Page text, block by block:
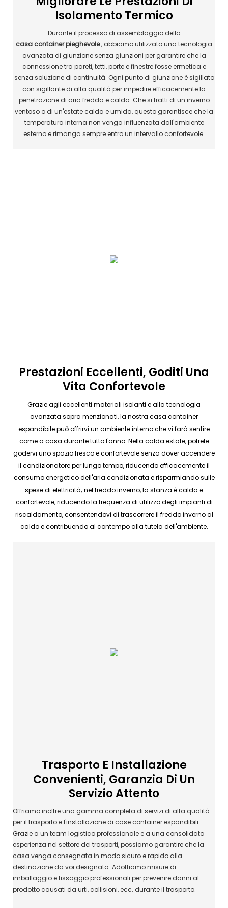
Isolamento Termico
Durante il processo di assemblaggio della
casa container pieghevole, abbiamo utilizzato una tecnologia
avanzata di giunzione senza giunzioni per garantire che la
connessione tra pareti, tetti, porte e finestre fosse ermetica e
senza soluzione di continuità. Ogni punto di giunzione è sigillato
con sigillante di alta qualità per impedire efficacemente la
penetrazione di aria fredda e calda. Che si tratti di un inverno
ventoso o di un'estate calda e umida, questo garantisce che la
temperatura interna non venga influenzata dall'ambiente
esterno e rimanga sempre entro un intervallo confortevole.
Prestazioni Eccellenti, Goditi Una
Vita Confortevole
Grazie agli eccellenti materiali isolanti e alla tecnologia
avanzata sopra menzionati, la nostra casa container
espandibile può offrirvi un ambiente interno che vi farà sentire
come a casa durante tutto l'anno. Nella calda estate, potrete
godervi uno spazio fresco e confortevole senza dover accendere
il condizionatore per lungo tempo, riducendo efficacemente il
consumo energetico dell'aria condizionata e risparmiando sulle
spese di elettricità; nel freddo inverno, la stanza è calda e
confortevole, riducendo la frequenza di utilizzo degli impianti di
riscaldamento, consentendovi di trascorrere il freddo inverno al
caldo e contribuendo al contempo alla tutela dell'ambiente.
Trasporto E Installazione
Convenienti, Garanzia Di Un
Servizio Attento
Offriamo inoltre una gamma completa di servizi di alta qualità
per il trasporto e l'installazione di case container espandibili.
Grazie a un team logistico professionale e a una consolidata
esperienza nel settore dei trasporti, possiamo garantire che la
casa venga consegnata in modo sicuro e rapido alla
destinazione da voi designata. Adottiamo misure di
imballaggio e fissaggio professionali per prevenire danni al
prodotto causati da urti, collisioni, ecc. durante il trasporto.